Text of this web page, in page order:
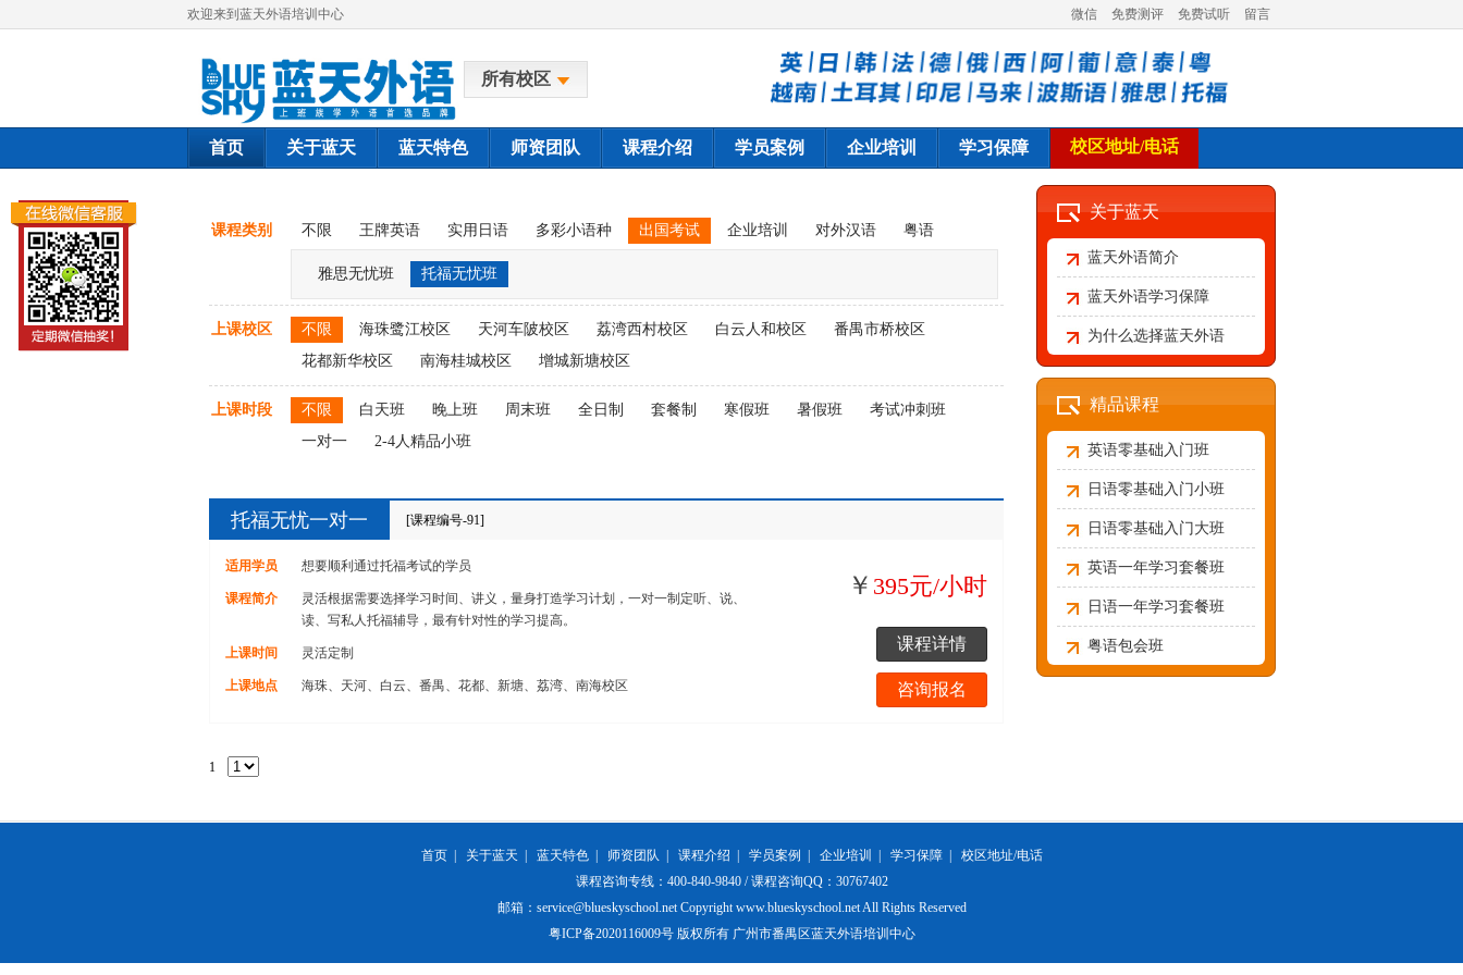
微信 免费测评 免费试听 留言
欢迎来到蓝天外语培训中心
所有校区
首页 关于蓝天 蓝天特色 师资团队 课程介绍 学员案例 企业培训 学习保障 校区地址/电话
课程类别 不限 王牌英语 实用日语 多彩小语种 出国考试 企业培训 对外汉语 粤语
雅思无忧班 托福无忧班
上课校区 不限 海珠鹭江校区 天河车陂校区 荔湾西村校区 白云人和校区
番禺市桥校区
花都新华校区
南海桂城校区 增城新塘校区
上课时段 不限 白天班 晚上班 周末班 全日制 套餐制 寒假班 暑假班
考试冲刺班
一对一
2-4人精品小班
托福无忧一对一 [课程编号-91]
适用学员 想要顺利通过托福考试的学员
课程简介
灵活根据需要选择学习时间、讲义，量身打造学习计划，一对一制定听、说、
读、写私人托福辅导，最有针对性的学习提高。
上课时间 灵活定制
上课地点 海珠、天河、白云、番禺、花都、新塘、荔湾、南海校区
￥ 395元/小时
课程详情
咨询报名
1
关于蓝天
蓝天外语简介
蓝天外语学习保障
为什么选择蓝天外语
精品课程
英语零基础入门班
日语零基础入门小班
日语零基础入门大班
英语一年学习套餐班
日语一年学习套餐班
粤语包会班
首页 关于蓝天 蓝天特色 师资团队 课程介绍 学员案例 企业培训 学习保障
校区地址/电话
课程咨询专线：400-840-9840 / 课程咨询QQ：30767402
邮箱：service@blueskyschool.net Copyright www.blueskyschool.net All Rights Reserved
粤ICP备2020116009号 版权所有 广州市番禺区蓝天外语培训中心